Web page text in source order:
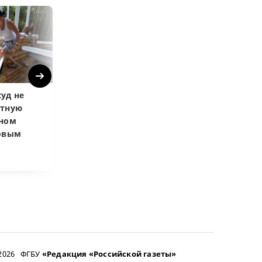
не
Next
ФГБУ «Редакция «Российской газеты»